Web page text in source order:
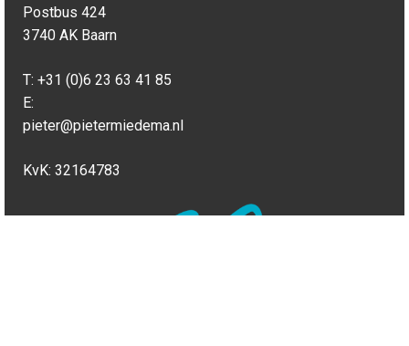
Postbus 424
3740 AK Baarn
T: +31 (0)6 23 63 41 85
E:
pieter@pietermiedema.nl
KvK: 32164783